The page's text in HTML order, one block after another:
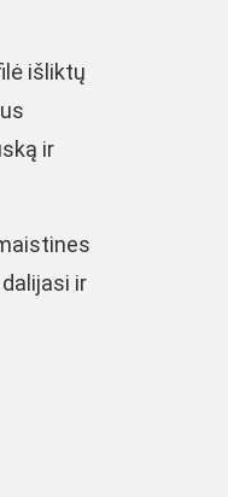
išliktų
ir
ir